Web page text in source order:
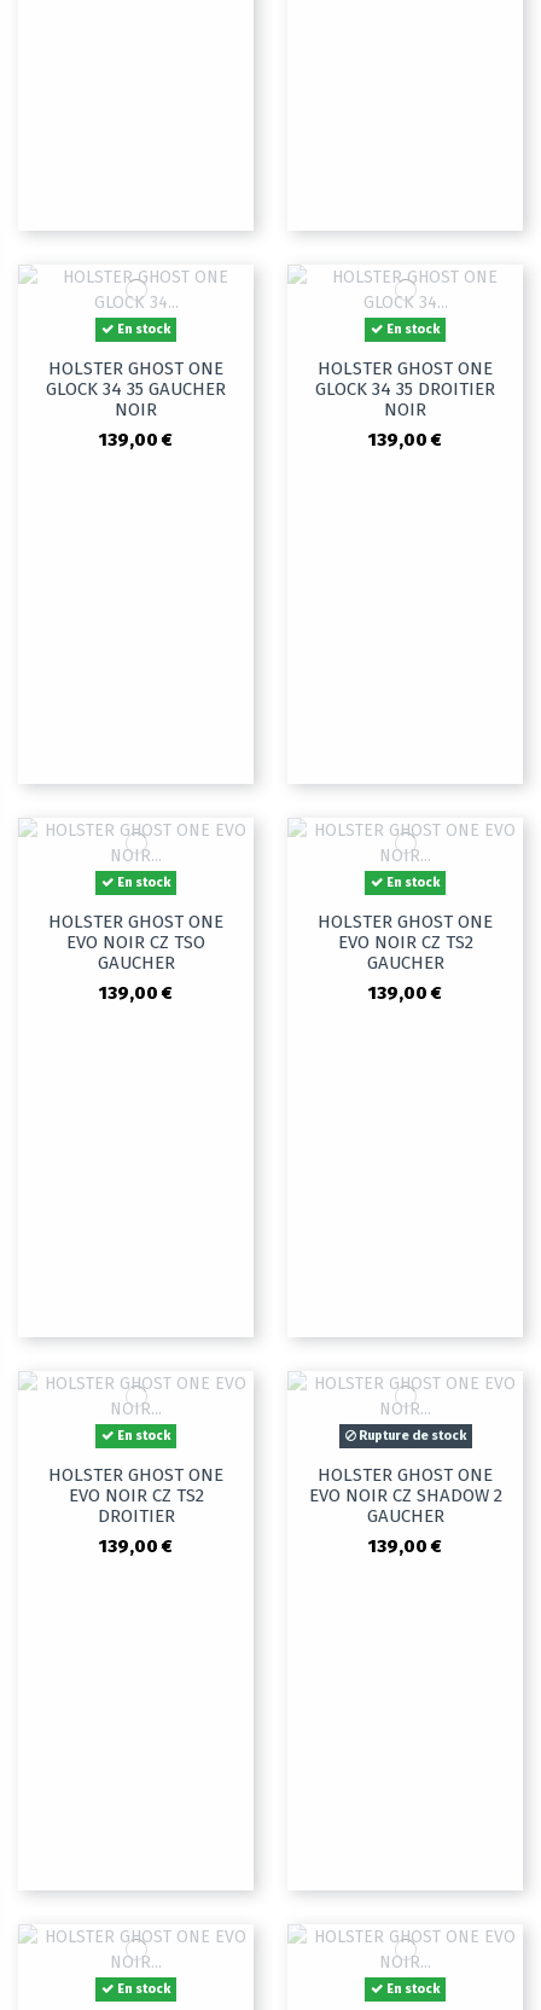
En stock
HOLSTER GHOST ONE
GLOCK 34 35 GAUCHER
NOIR
139,00 €
En stock
HOLSTER GHOST ONE
GLOCK 34 35 DROITIER
NOIR
139,00 €
En stock
HOLSTER GHOST ONE
EVO NOIR CZ TSO
GAUCHER
139,00 €
En stock
HOLSTER GHOST ONE
EVO NOIR CZ TS2
GAUCHER
139,00 €
En stock
HOLSTER GHOST ONE
EVO NOIR CZ TS2
DROITIER
139,00 €
Rupture de stock
HOLSTER GHOST ONE
EVO NOIR CZ SHADOW 2
GAUCHER
139,00 €
En stock En stock